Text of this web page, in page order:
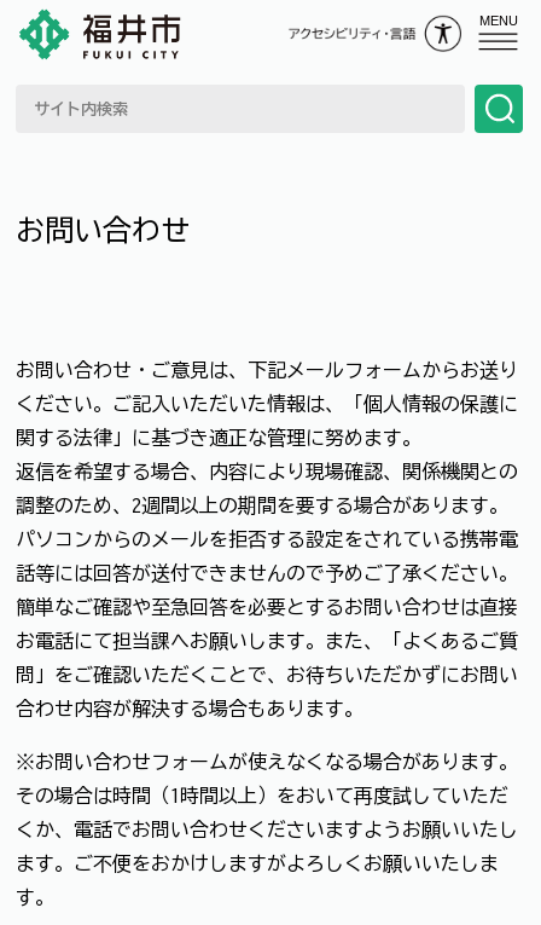
MENU
お問い合わせ
お問い合わせ・ご意見は、下記メールフォームからお送り
ください。ご記入いただいた情報は、「個人情報の保護に
関する法律」に基づき適正な管理に努めます。
返信を希望する場合、内容により現場確認、関係機関との
調整のため、2週間以上の期間を要する場合があります。
パソコンからのメールを拒否する設定をされている携帯電
話等には回答が送付できませんので予めご了承ください。
簡単なご確認や至急回答を必要とするお問い合わせは直接
お電話にて担当課へお願いします。また、「よくあるご質
問」をご確認いただくことで、お待ちいただかずにお問い
合わせ内容が解決する場合もあります。
※お問い合わせフォームが使えなくなる場合があります。
その場合は時間（1時間以上）をおいて再度試していただ
くか、電話でお問い合わせくださいますようお願いいたし
ます。ご不便をおかけしますがよろしくお願いいたしま
す。